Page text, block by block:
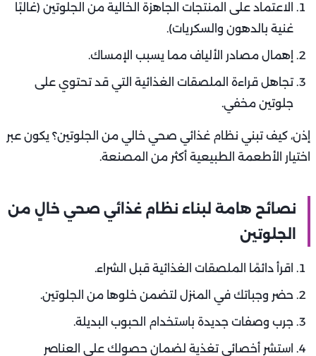
الاعتماد على المنتجات الجاهزة الخالية من الجلوتين (غالبًا
غنية بالدهون والسكريات).
إهمال مصادر الألياف مما يسبب الإمساك.
تجاهل قراءة الملصقات الغذائية التي قد تحتوي على
جلوتين مخفي.
إذن، كيف تبني نظام غذائي صحي خالي من الجلوتين؟ يكون عبر
اختيار الأطعمة الطبيعية أكثر من المصنعة.
نصائح هامة لبناء نظام غذائي صحي خالٍ من
الجلوتين
اقرأ دائمًا الملصقات الغذائية قبل الشراء.
حضر وجباتك في المنزل لتضمن خلوها من الجلوتين.
جرب وصفات جديدة باستخدام الحبوب البديلة.
استشر أخصائي تغذية لضمان حصولك على العناصر